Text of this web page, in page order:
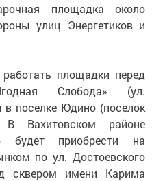
площадка около
улиц Энергетиков и
площадки перед
Слобода» (ул.
поселке Юдино (поселок
Вахитовском районе
будет приобрести на
по ул. Достоевского
сквером имени Карима